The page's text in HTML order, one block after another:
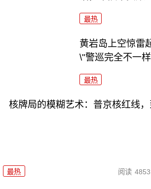
最热
黄岩岛上空惊雷
\"警巡完全不一样
最热
核牌局的模糊艺术：普京核红线，
最热 阅读 4853